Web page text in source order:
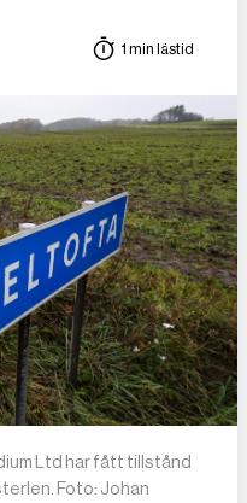
1 min lästid
Ltd har fått tillstånd
Foto: Johan